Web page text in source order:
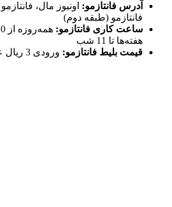
آدرس فانتازمو: اونیوز مال،
فانتازمو (طبقه دوم)
ساعت کاری فانتازمو:
هفته‌ها تا 11 شب
قیمت بلیط فانتازمو: ورودی 3 ریال عمان به‌ازای هر کودک